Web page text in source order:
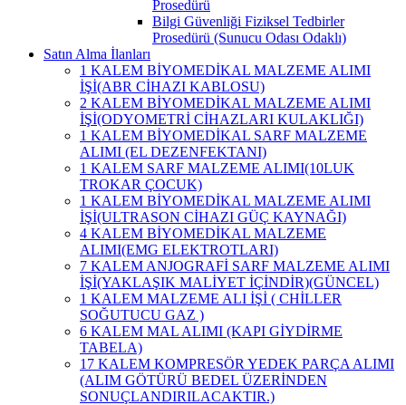
Prosedürü
Bilgi Güvenliği Fiziksel Tedbirler
Prosedürü (Sunucu Odası Odaklı)
Satın Alma İlanları
1 KALEM BİYOMEDİKAL MALZEME ALIMI
İŞİ(ABR CİHAZI KABLOSU)
2 KALEM BİYOMEDİKAL MALZEME ALIMI
İŞİ(ODYOMETRİ CİHAZLARI KULAKLIĞI)
1 KALEM BİYOMEDİKAL SARF MALZEME
ALIMI (EL DEZENFEKTANI)
1 KALEM SARF MALZEME ALIMI(10LUK
TROKAR ÇOCUK)
1 KALEM BİYOMEDİKAL MALZEME ALIMI
İŞİ(ULTRASON CİHAZI GÜÇ KAYNAĞI)
4 KALEM BİYOMEDİKAL MALZEME
ALIMI(EMG ELEKTROTLARI)
7 KALEM ANJOGRAFİ SARF MALZEME ALIMI
İŞİ(YAKLAŞIK MALİYET İÇİNDİR)(GÜNCEL)
1 KALEM MALZEME ALI İŞİ ( CHİLLER
SOĞUTUCU GAZ )
6 KALEM MAL ALIMI (KAPI GİYDİRME
TABELA)
17 KALEM KOMPRESÖR YEDEK PARÇA ALIMI
(ALIM GÖTÜRÜ BEDEL ÜZERİNDEN
SONUÇLANDIRILACAKTIR.)